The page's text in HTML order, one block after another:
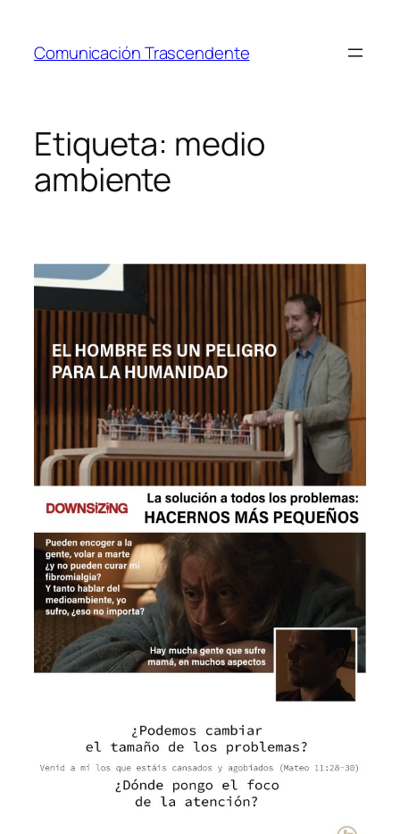
contenido
Comunicación Trascendente
Etiqueta: medio
ambiente